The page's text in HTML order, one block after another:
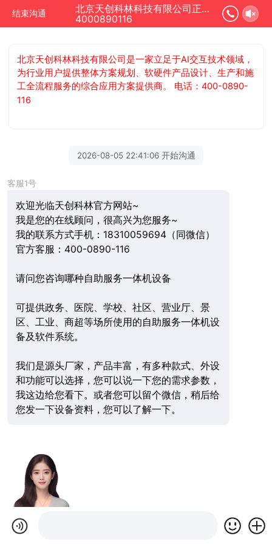
结束沟通
北京天创科林科技有限公司正在为您服务
4000890116
北京天创科林科技有限公司是一家立足于AI交互技术领域，
为行业用户提供整体方案规划、软硬件产品设计、生产和施
工全流程服务的综合应用方案提供商。 电话：400-0890-
116
2026-08-05 22:41:06 开始沟通
客服1号
欢迎光临天创科林官方网站~
我是您的在线顾问，很高兴为您服务~
我的联系方式手机：18310059694（同微信）
官方客服：400-0890-116
请问您咨询哪种自助服务一体机设备
可提供政务、医院、学校、社区、营业厅、景
区、工业、商超等场所使用的自助服务一体机设
备及软件系统。
我们是源头厂家，产品丰富，有多种款式、外设
和功能可以选择，您可以说一下您的需求参数，
我这边给您看下。或者您可以留个微信，稍后给
您发一下设备资料，您可以了解一下。